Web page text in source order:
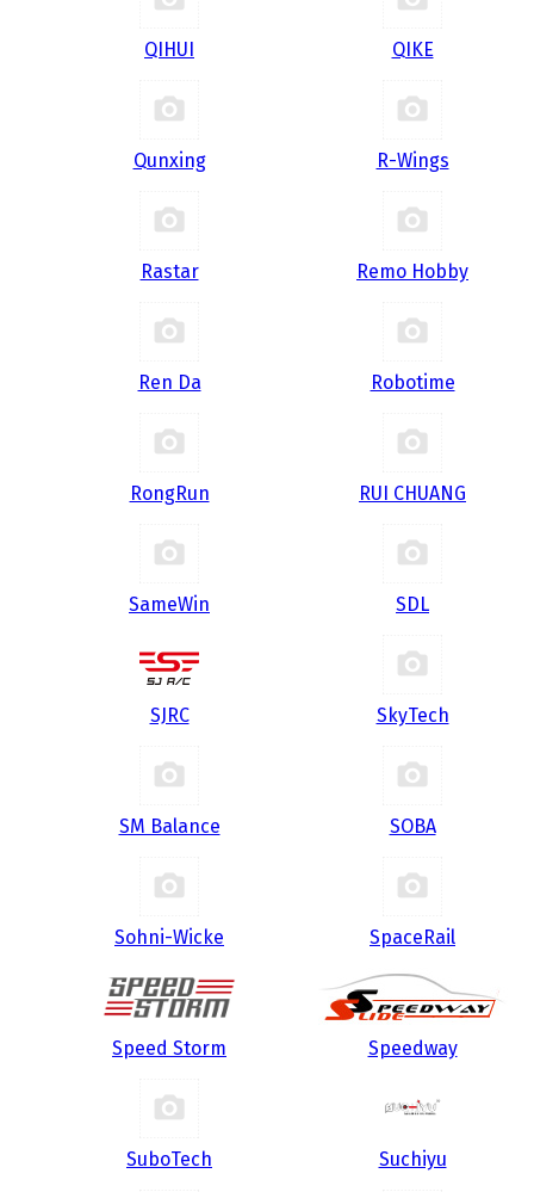
QIHUI QIKE
Qunxing R-Wings
Rastar Remo Hobby
Ren Da Robotime
RongRun RUI CHUANG
SameWin SDL
SJRC SkyTech
SM Balance SOBA
Sohni-Wicke SpaceRail
Speed Storm Speedway
SuboTech Suchiyu